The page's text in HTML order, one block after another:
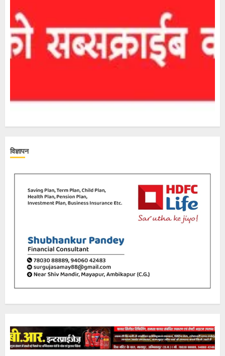
विज्ञापन